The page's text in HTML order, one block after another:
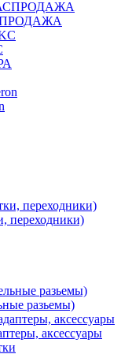
переходники)
разьемы)
аксессуары